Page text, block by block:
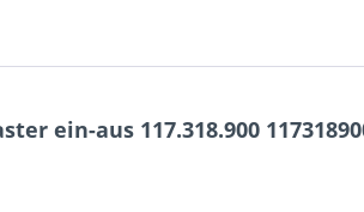
ein-aus 117.318.900